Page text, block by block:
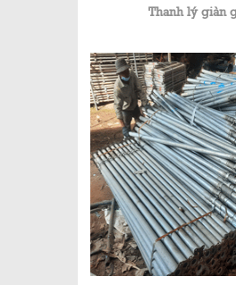
Thanh lý giàn